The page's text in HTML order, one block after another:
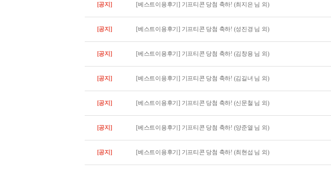
[공지] [베스트이용후기] 기프티콘 당첨 축하! (최지은 님 외)
[공지] [베스트이용후기] 기프티콘 당첨 축하! (성진경 님 외)
[공지] [베스트이용후기] 기프티콘 당첨 축하! (김창용 님 외)
[공지] [베스트이용후기] 기프티콘 당첨 축하! (김길녀 님 외)
[공지] [베스트이용후기] 기프티콘 당첨 축하! (신문철 님 외)
[공지] [베스트이용후기] 기프티콘 당첨 축하! (양준열 님 외)
[공지] [베스트이용후기] 기프티콘 당첨 축하! (최현섭 님 외)